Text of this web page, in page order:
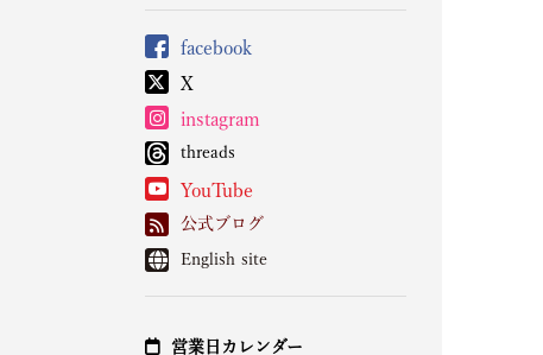
facebook
X
instagram
threads
YouTube
公式ブログ
English site
営業日カレンダー